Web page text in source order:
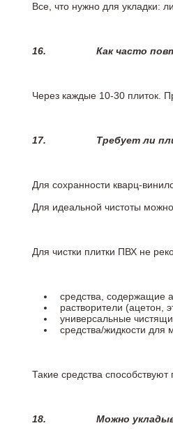
Все, что нужно для укладки:
16. Как часто
Через каждые 10-30 плиток.
17. Требует ли
Для сохранности кварц-
Для идеальной чистоты
Для чистки плитки ПВХ не
средства, содержащие
растворители (ацетон,
универсальные
средства/жидкости
Такие средства
18. Можно